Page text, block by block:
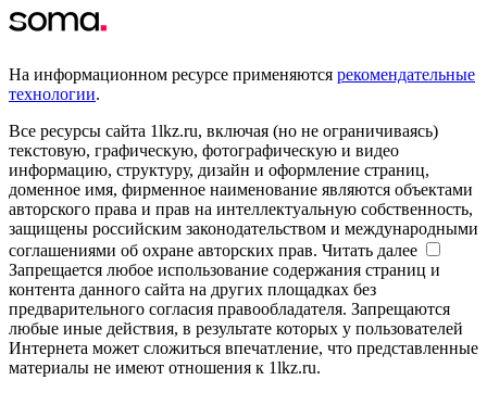
На информационном ресурсе применяются рекомендательные
технологии.
Все ресурсы сайта 1lkz.ru, включая (но не ограничиваясь)
текстовую, графическую, фотографическую и видео
информацию, структуру, дизайн и оформление страниц,
доменное имя, фирменное наименование являются объектами
авторского права и прав на интеллектуальную собственность,
защищены российским законодательством и международными
соглашениями об охране авторских прав. Читать далее
Запрещается любое использование содержания страниц и
контента данного сайта на других площадках без
предварительного согласия правообладателя. Запрещаются
любые иные действия, в результате которых у пользователей
Интернета может сложиться впечатление, что представленные
материалы не имеют отношения к 1lkz.ru.